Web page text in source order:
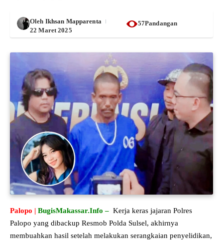
Oleh Ikhsan Mapparenta
57Pandangan
22 Maret 2025
Palopo | BugisMakassar.Info – Kerja keras jajaran Polres
Palopo yang dibackup Resmob Polda Sulsel, akhirnya
membuahkan hasil setelah melakukan serangkaian penyelidikan,